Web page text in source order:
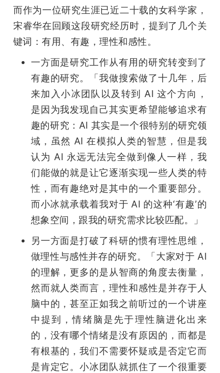
而作为一位研究生涯已近二十载的女科学家，
宋睿华在回顾这段研究经历时，提到了几个关
键词：有用、有趣，理性和感性。
一方面是研究工作从有用的研究转变到了
有趣的研究。「我做搜索做了十几年，后
来加入小冰团队以及转到 AI 这个方向，
是因为我发现自己其实更希望能够追求有
趣的研究：AI 其实是一个很特别的研究领
域，虽然 AI 在模拟人类的智慧，但是我
认为 AI 永远无法完全做到像人一样，我
们能做的就是让它逐渐实现一些人类的特
性，而有趣绝对是其中的一个重要部分。
而小冰就承载着我对于 AI 的这种‘有趣’的
想象空间，跟我的研究需求比较匹配。」
另一方面是打破了科研的惯有理性思维，
做理性与感性并存的研究。「大家对于 AI
的理解，更多的是从智商的角度去衡量，
然而就人类而言，理性和感性是并存于人
脑中的，甚至正如我之前听过的一个讲座
中提到，情绪脑是先于理性脑进化出来
的，没有哪个情绪是没有原因的，而都是
有根基的，我们不需要怀疑或是否定它而
是肯定它。小冰团队就抓住了一个很重要